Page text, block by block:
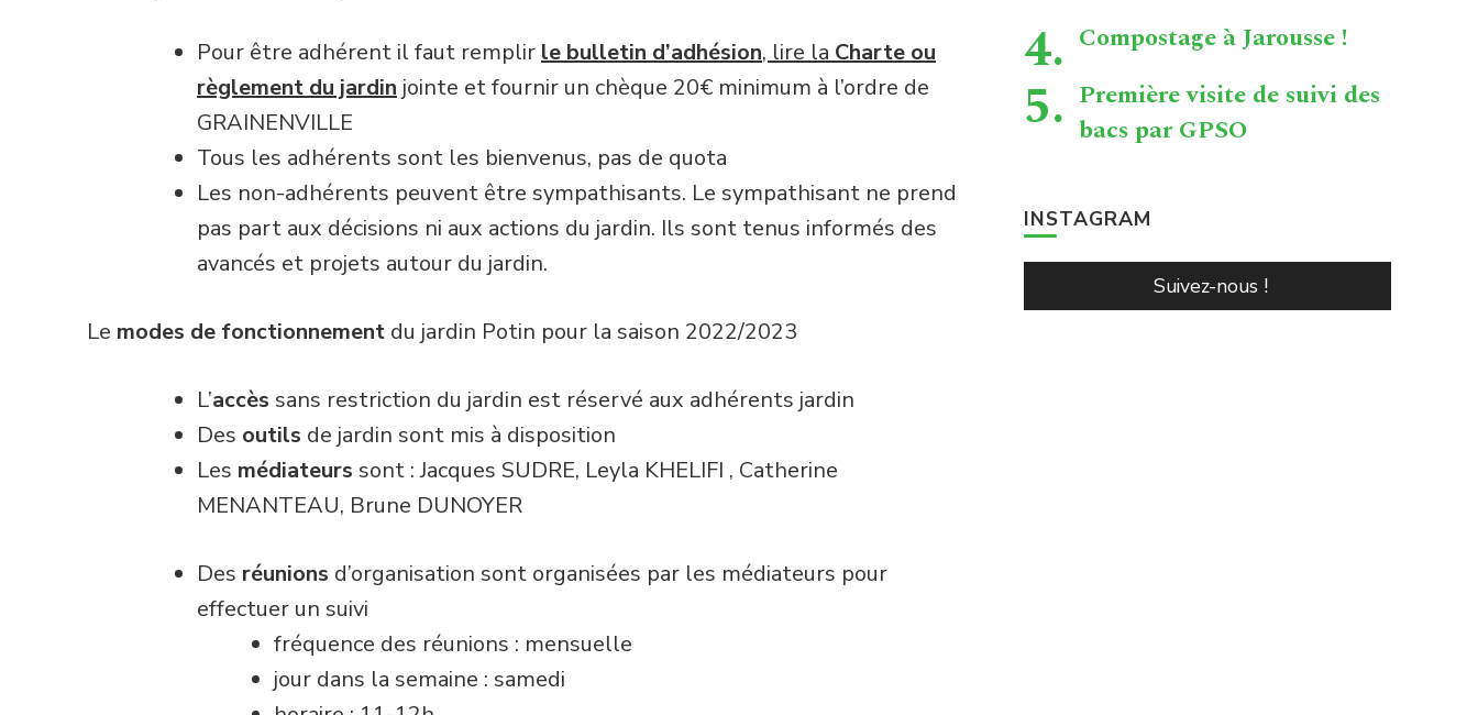
Pour être adhérent il faut remplir le bulletin d’adhésion, lire la Charte ou
règlement du jardin jointe et fournir un chèque 20€ minimum à l’ordre de
GRAINENVILLE
Tous les adhérents sont les bienvenus, pas de quota
Les non-adhérents peuvent être sympathisants. Le sympathisant ne prend
pas part aux décisions ni aux actions du jardin. Ils sont tenus informés des
avancés et projets autour du jardin.
Le modes de fonctionnement du jardin Potin pour la saison 2022/2023
L’accès sans restriction du jardin est réservé aux adhérents jardin
Des outils de jardin sont mis à disposition
Les médiateurs sont : Jacques SUDRE, Leyla KHELIFI , Catherine
MENANTEAU, Brune DUNOYER
Des réunions d’organisation sont organisées par les médiateurs pour
effectuer un suivi
fréquence des réunions : mensuelle
jour dans la semaine : samedi
Compostage à Jarousse !
Première visite de suivi des
bacs par GPSO
INSTAGRAM
Suivez-nous !